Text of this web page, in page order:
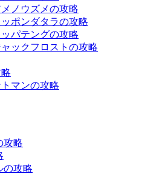
ノウズメの攻略
ポンダタラの攻略
パテングの攻略
ックフロストの攻略
マンの攻略
攻略
の攻略